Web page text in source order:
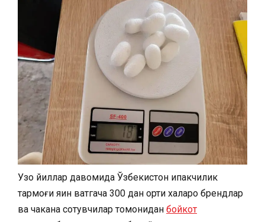
Узоқ йиллар давомида Ўзбекистон ипакчилик
тармоғи яқин вақтгача 300 дан ортиқ халқаро брендлар
ва чакана сотувчилар томонидан бойкот